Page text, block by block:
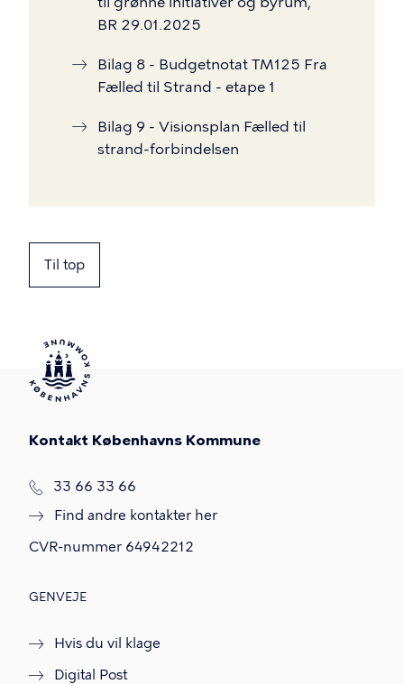
BR 29.01.2025
Bilag 8 - Budgetnotat TM125 Fra
Fælled til Strand - etape 1
Bilag 9 - Visionsplan Fælled til
strand-forbindelsen
Til top
Kontakt Københavns Kommune
T
f
33 66 33 66
Find andre kontakter her
CVR-nummer 64942212
GENVEJE
Hvis du vil klage
Digital Post